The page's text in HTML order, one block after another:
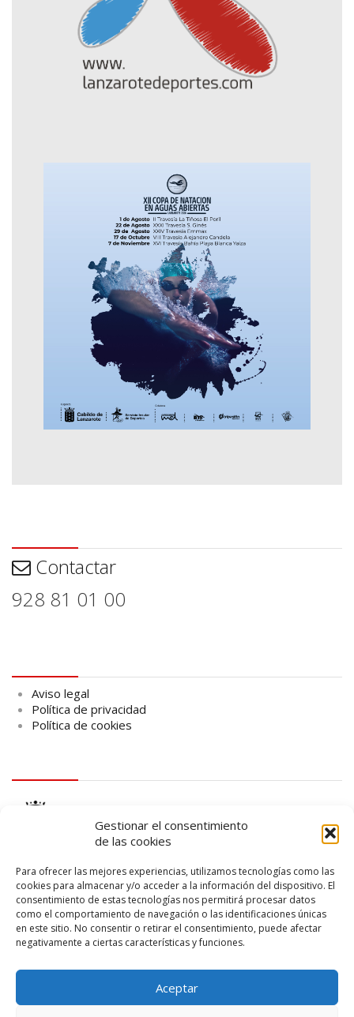
Gestionar el consentimiento
de las cookies
Para ofrecer las mejores experiencias, utilizamos tecnologías como las
cookies para almacenar y/o acceder a la información del dispositivo. El
consentimiento de estas tecnologías nos permitirá procesar datos
como el comportamiento de navegación o las identificaciones únicas
en este sitio. No consentir o retirar el consentimiento, puede afectar
negativamente a ciertas características y funciones.
Aceptar
Contactar
928 81 01 00
Aviso legal
Política de privacidad
Política de cookies
logo SID